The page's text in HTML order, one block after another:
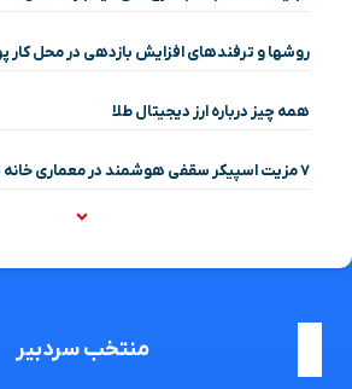
روشها و ترفندهای افزایش بازدهی در محل کار
همه چیز درباره ارز دیجیتال طلا
۷ مزیت اسپیکر سقفی هوشمند در معماری خانه‌ های مدرن
منتخب سردبیر